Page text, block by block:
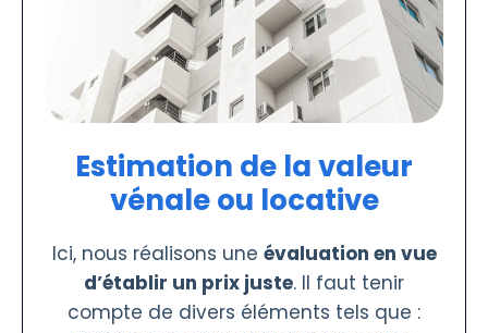
Estimation de la valeur
vénale ou locative
Ici, nous réalisons une évaluation en vue
d’établir un prix juste. Il faut tenir
compte de divers éléments tels que :